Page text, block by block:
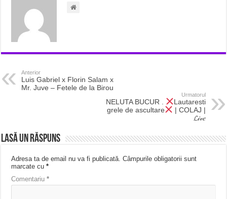
Anterior
Luis Gabriel x Florin Salam x
Mr. Juve – Fetele de la Birou
Urmatorul
NELUTA BUCUR .
Lautaresti
grele de ascultare
| COLAJ |
𝓛𝒾𝓋𝑒
Lasă un răspuns
Adresa ta de email nu va fi publicată. Câmpurile obligatorii sunt
marcate cu*
Comentariu*